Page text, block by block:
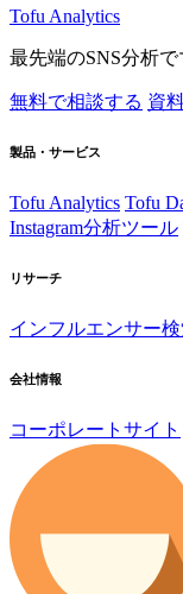
Tofu Analytics
最先端のSNS分析
無料で相談する 資
製品・サービス
Tofu Analytics Tofu
Instagram分析ツール
リサーチ
インフルエンサー検
会社情報
コーポレートサイト